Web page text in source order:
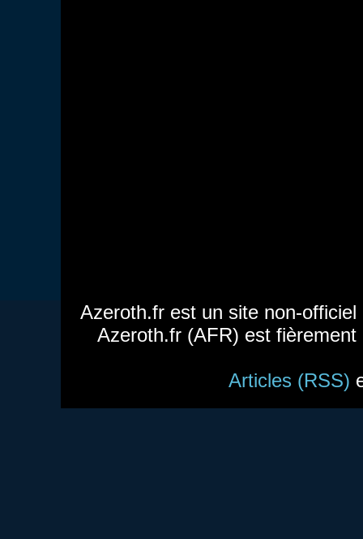
Azeroth.fr est un site non-
Azeroth.fr (AFR) est
Articles (RSS)